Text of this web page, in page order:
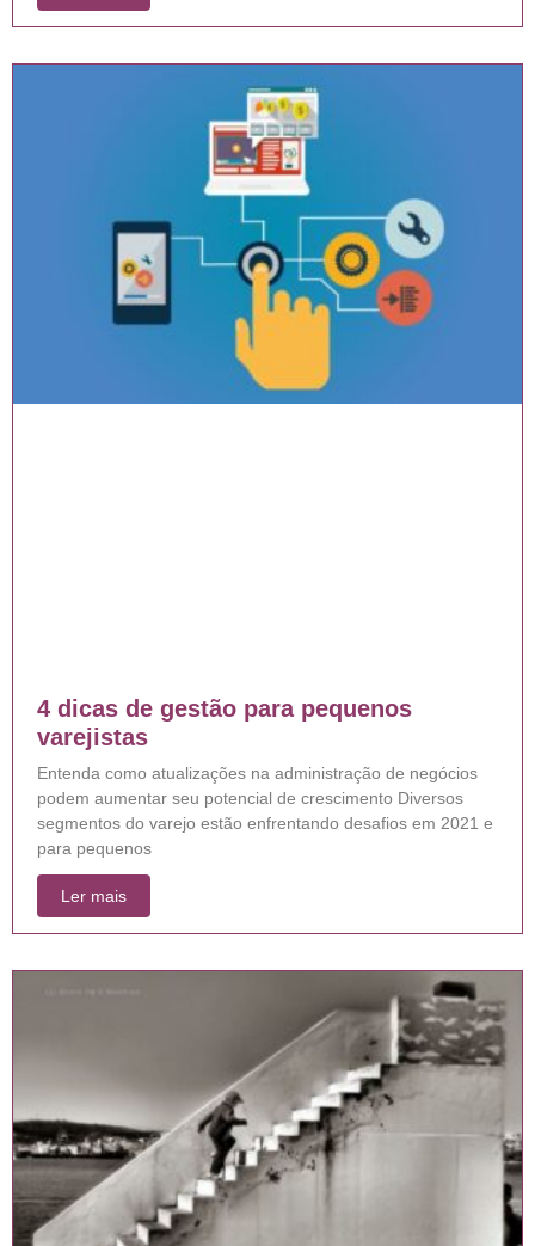
4 dicas de gestão para pequenos
varejistas
Entenda como atualizações na administração de negócios
podem aumentar seu potencial de crescimento Diversos
segmentos do varejo estão enfrentando desafios em 2021 e
para pequenos
Ler mais